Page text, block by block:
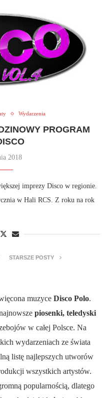
Wydarzenia
PROGRAM
2018
imprezy Disco w regionie.
w Hali RCS. Z roku na rok
STARSZE POSTY
muzyce Disco Polo.
piosenki, teledyski
w całej Polsce. Na
wydarzeniach ze świata
listę najlepszych utworów
wszystkich artystów.
popularnością, dlatego